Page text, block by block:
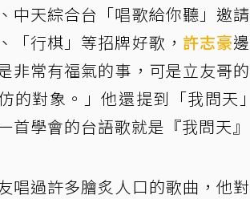
中天綜合台「唱歌給你聽」邀
「行棋」等招牌好歌， 許志豪
非常有福氣的事，可是立友哥
的對象。」他還提到「我問天
首學會的台語歌就是『我問天
唱過許多膾炙人口的歌曲，他